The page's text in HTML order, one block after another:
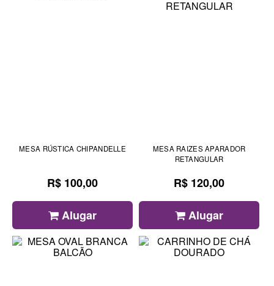
MESA RÚSTICA CHIPANDELLE
R$ 100,00
Alugar
MESA RAIZES APARADOR
RETANGULAR
R$ 120,00
Alugar